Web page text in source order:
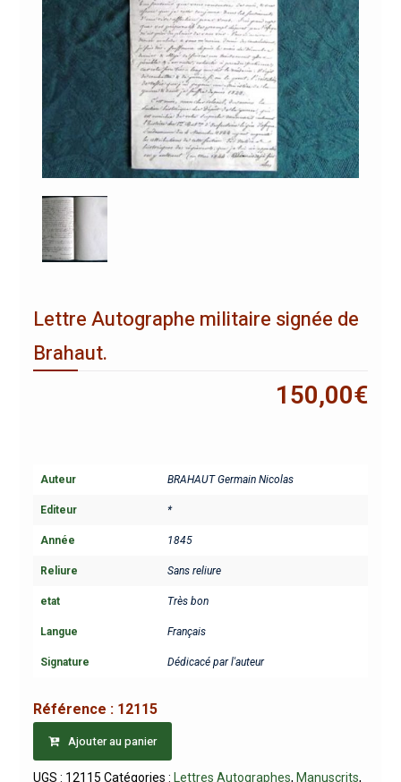
Lettre Autographe militaire signée de
Brahaut.
150,00€
Auteur BRAHAUT Germain Nicolas
Editeur *
Année 1845
Reliure Sans reliure
etat Très bon
Langue Français
Signature Dédicacé par l'auteur
Référence : 12115
Ajouter au panier
UGS : 12115 Catégories : Lettres Autographes, Manuscrits,